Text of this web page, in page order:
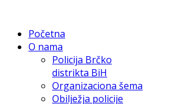
Početna
O nama
Policija Brčko
distrikta BiH
Organizaciona šema
Obilježja policije